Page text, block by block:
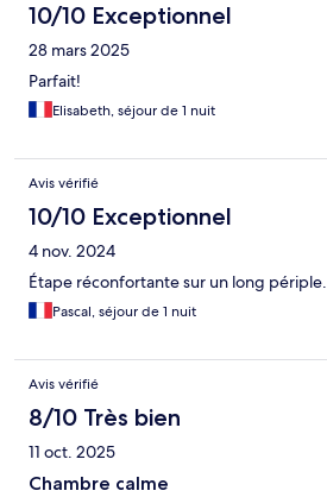
10/10 Exceptionnel
28 mars 2025
Parfait!
Elisabeth, séjour de 1 nuit
Avis vérifié
10/10 Exceptionnel
4 nov. 2024
Étape réconfortante sur un long périple.
Pascal, séjour de 1 nuit
Avis vérifié
8/10 Très bien
11 oct. 2025
Chambre calme